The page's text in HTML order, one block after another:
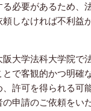
必要があるため、
頼しなければ不利益
大学法科大学院で
で客観的かつ明確
許可を得られる可
申請のご依頼をい